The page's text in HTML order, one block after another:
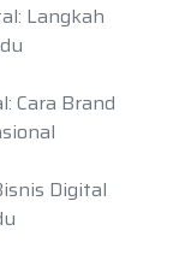
Langkah
Cara Brand
Digital